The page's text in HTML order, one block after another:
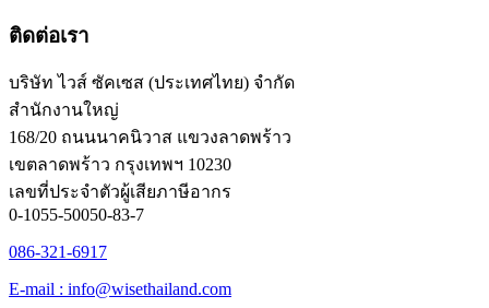
ติดต่อเรา
บริษัท ไวส์ ซัคเซส (ประเทศไทย) จำกัด
สำนักงานใหญ่
168/20 ถนนนาคนิวาส แขวงลาดพร้าว
เขตลาดพร้าว กรุงเทพฯ 10230
เลขที่ประจำตัวผู้เสียภาษีอากร
0-1055-50050-83-7
086-321-6917
E-mail : info@wisethailand.com